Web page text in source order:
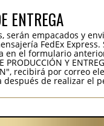
ENTREGA
serán empacados y
FedEx Express.
en el formulario
PRODUCCIÓN Y
recibirá por correo
después de realizar el